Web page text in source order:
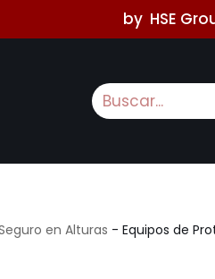
by HSE
en Alturas - Equipos de